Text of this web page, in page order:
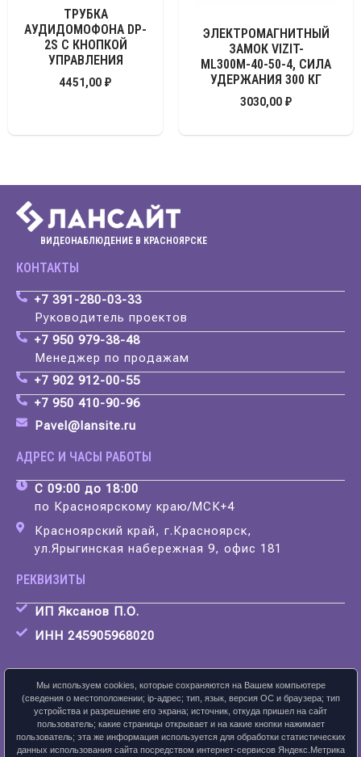
ТРУБКА
АУДИДОМОФОНА DP-
2S С КНОПКОЙ
УПРАВЛЕНИЯ
4451,00 ₽
ЭЛЕКТРОМАГНИТНЫЙ
ЗАМОК VIZIT-
ML300М-40-50-4, СИЛА
УДЕРЖАНИЯ 300 КГ
3030,00 ₽
ВИДЕОНАБЛЮДЕНИЕ В КРАСНОЯРСКЕ
КОНТАКТЫ
+7 391-280-03-33
Руководитель проектов
+7 950 979-38-48
Менеджер по продажам
+7 902 912-00-55
+7 950 410-90-96
Pavel@lansite.ru
АДРЕС И ЧАСЫ РАБОТЫ
С 09:00 до 18:00
по Красноярскому краю/МСК+4
Красноярский край, г.Красноярск,
ул.Ярыгинская набережная 9, офис 181
РЕКВИЗИТЫ
ИП Яксанов П.О.
ИНН 245905968020
Скачать карточку предприятия
Мы используем cookies, которые сохраняются на Вашем компьютере
(сведения о местоположении; ip-адрес; тип, язык, версия ОС и браузера; тип
устройства и разрешение его экрана; источник, откуда пришел на сайт
пользователь; какие страницы открывает и на какие кнопки нажимает
пользователь; эта же информация используется для обработки статистических
данных использования сайта посредством интернет-сервисов Яндекс.Метрика